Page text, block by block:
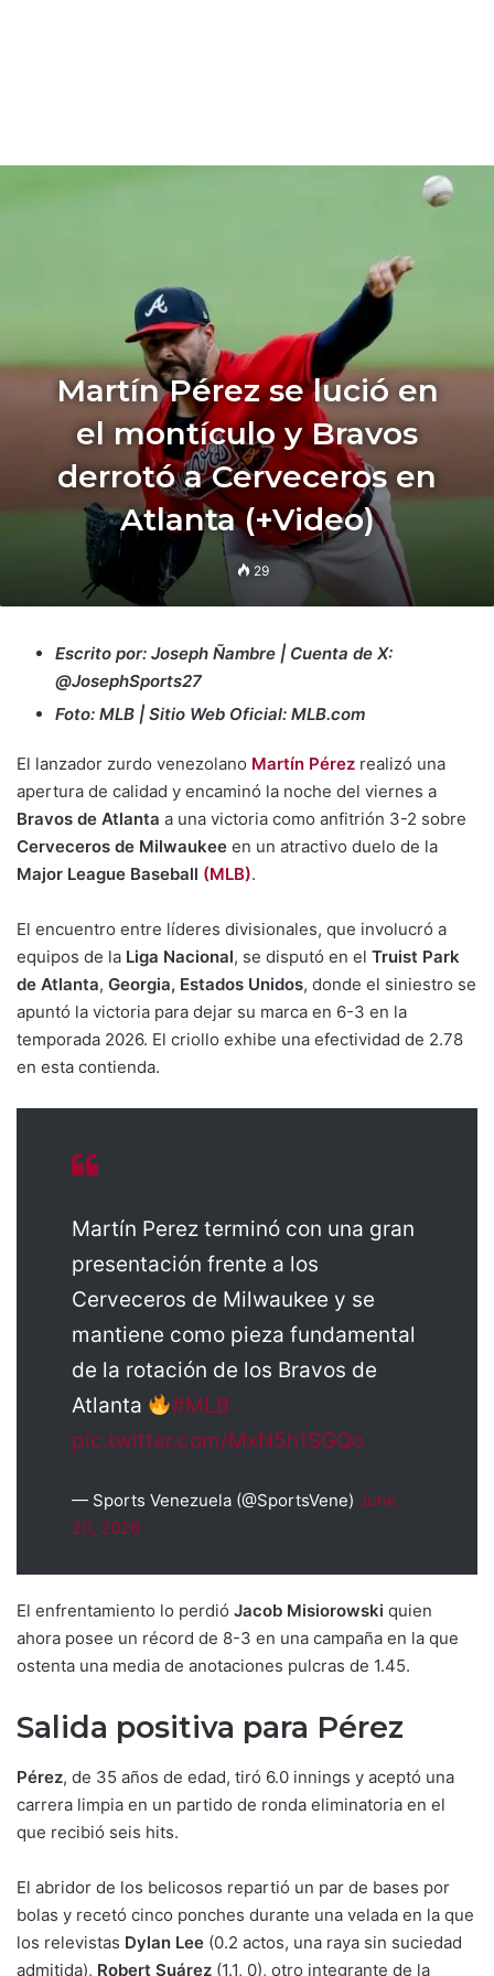
Martín Pérez se lució en
el montículo y Bravos
derrotó a Cerveceros en
Atlanta (+Video)
29
Escrito por: Joseph Ñambre | Cuenta de X:
@JosephSports27
Foto: MLB | Sitio Web Oficial: MLB.com
El lanzador zurdo venezolano Martín Pérez realizó una
apertura de calidad y encaminó la noche del viernes a
Bravos de Atlanta a una victoria como anfitrión 3-2 sobre
Cerveceros de Milwaukee en un atractivo duelo de la
Major League Baseball (MLB).
El encuentro entre líderes divisionales, que involucró a
equipos de la Liga Nacional, se disputó en el Truist Park
de Atlanta, Georgia, Estados Unidos, donde el siniestro se
apuntó la victoria para dejar su marca en 6-3 en la
temporada 2026. El criollo exhibe una efectividad de 2.78
en esta contienda.
Martín Perez terminó con una gran
presentación frente a los
Cerveceros de Milwaukee y se
mantiene como pieza fundamental
de la rotación de los Bravos de
Atlanta
#MLB
pic.twitter.com/MxN5h1SGQo
— Sports Venezuela (@SportsVene) June
20, 2026
El enfrentamiento lo perdió Jacob Misiorowski quien
ahora posee un récord de 8-3 en una campaña en la que
ostenta una media de anotaciones pulcras de 1.45.
Salida positiva para Pérez
Pérez, de 35 años de edad, tiró 6.0 innings y aceptó una
carrera limpia en un partido de ronda eliminatoria en el
que recibió seis hits.
El abridor de los belicosos repartió un par de bases por
bolas y recetó cinco ponches durante una velada en la que
los relevistas Dylan Lee (0.2 actos, una raya sin suciedad
admitida), Robert Suárez (1.1, 0), otro integrante de la